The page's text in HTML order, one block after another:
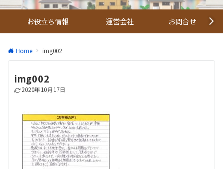
お役立ち情報 運営会社 お問合せ
Home img002
img002
2020年10月17日